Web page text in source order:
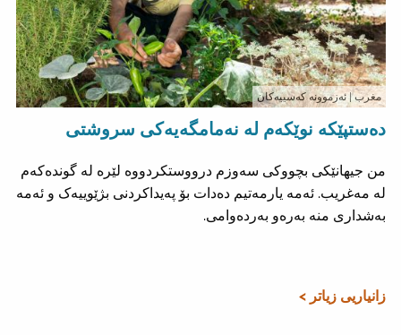
مغرب| ئەزموونە کەسییەکان
دەستپێکە نوێکەم لە نەمامگەیەکی سروشتی
من جیهانێکی بچووکی سەوزم درووستکردووە لێرە لە گوندەکەم
لە مەغریب. ئەمە یارمەتیم دەدات بۆ پەیداکردنی بژێوییەک و ئەمە
بەشداری منە بەرەو بەردەوامی.
زانیاریی زیاتر >